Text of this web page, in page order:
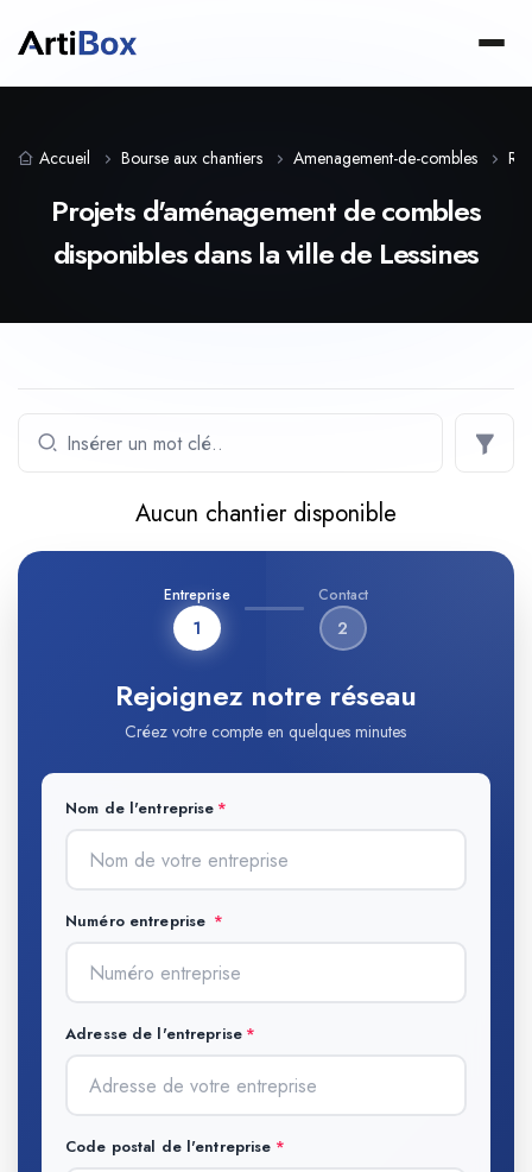
Accueil Bourse aux chantiers Amenagement-de-combles
Projets d'aménagement de combles
disponibles dans la ville de Lessines
Aucun chantier disponible
Entreprise
1
Contact
2
Rejoignez notre réseau
Créez votre compte en quelques minutes
Nom de l'entreprise
Numéro entreprise
Adresse de l'entreprise
Code postal de l'entreprise